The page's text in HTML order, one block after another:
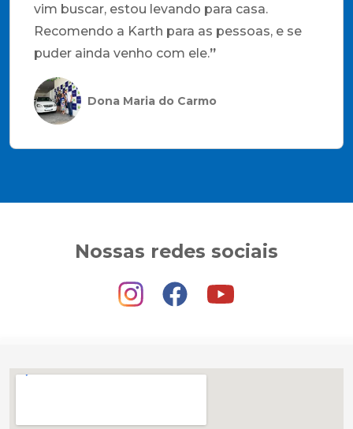
vim buscar, estou levando para casa.
Recomendo a Karth para as pessoas, e se
puder ainda venho com ele.”
Dona Maria do Carmo
Nossas redes sociais